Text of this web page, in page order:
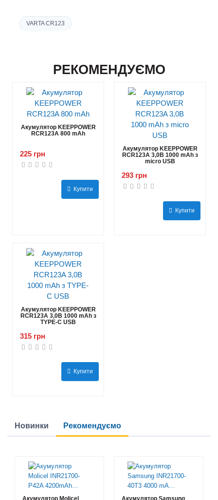
VARTA CR123
РЕКОМЕНДУЄМО
Акумулятор KEEPPOWER
RCR123A 800 mAh
225 грн
Купити
Акумулятор KEEPPOWER
RCR123A 3,0В 1000 mAh з
micro USB
293 грн
Купити
Акумулятор KEEPPOWER
RCR123A 3,0В 1000 mAh з
TYPE-C USB
315 грн
Купити
Новинки Рекомендуємо
Акумулятор Molicel Акумулятор Samsung